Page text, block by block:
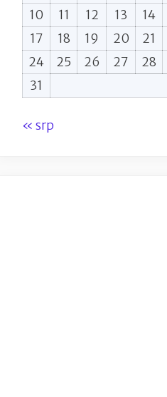
10
11 12 13 14
17
18 19 20 21
24
25 26 27 28
31
« srp